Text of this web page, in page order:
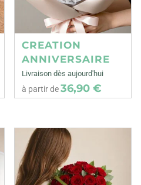
CREATION
ANNIVERSAIRE
Livraison dès aujourd'hui
à partir de36,90 €